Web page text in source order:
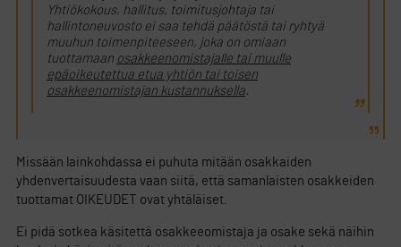
Yhtiökokous, hallitus, toimitusjohtaja tai
hallintoneuvosto ei saa tehdä päätöstä tai ryhtyä
muuhun toimenpiteeseen, joka on omiaan
tuottamaan osakkeenomistajalle tai muulle
epäoikeutettua etua yhtiön tai toisen
osakkeenomistajan kustannuksella.
Missään lainkohdassa ei puhuta mitään osakkaiden
yhdenvertaisuudesta vaan siitä, että samanlaisten osakkeiden
tuottamat OIKEUDET ovat yhtäläiset.
Ei pidä sotkea käsitettä osakkeeomistaja ja osake sekä näihin